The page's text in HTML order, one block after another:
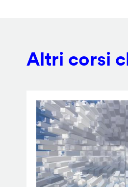
Altri corsi